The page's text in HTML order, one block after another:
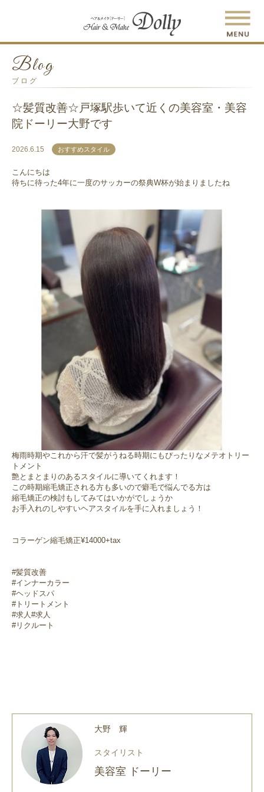
Blog
ブログ
☆髪質改善☆戸塚駅歩いて近くの美容室・美容
院ドーリー大野です
2026.6.15 おすすめスタイル
こんにちは
待ちに待った4年に一度のサッカーの祭典W杯が始まりましたね
梅雨時期やこれから汗で髪がうねる時期にもぴったりなメテオトリー
トメント
艶とまとまりのあるスタイルに導いてくれます！
この時期縮毛矯正される方も多いので癖毛で悩んでる方は
縮毛矯正の検討もしてみてはいかがでしょうか
お手入れのしやすいヘアスタイルを手に入れましょう！
コラーゲン縮毛矯正¥14000+tax
#髪質改善
#インナーカラー
#ヘッドスパ
#トリートメント
#求人#求人
#リクルート
大野 輝
スタイリスト
美容室 ドーリー